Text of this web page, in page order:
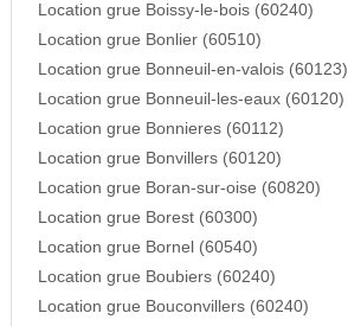
Location grue Boissy-le-bois (60240)
Location grue Bonlier (60510)
Location grue Bonneuil-en-valois (60123)
Location grue Bonneuil-les-eaux (60120)
Location grue Bonnieres (60112)
Location grue Bonvillers (60120)
Location grue Boran-sur-oise (60820)
Location grue Borest (60300)
Location grue Bornel (60540)
Location grue Boubiers (60240)
Location grue Bouconvillers (60240)